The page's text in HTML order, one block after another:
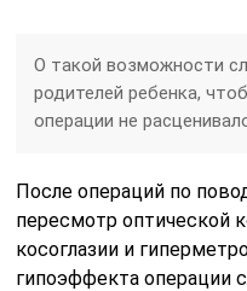
О такой возможности
родителей ребенка,
операции не
После операций по
пересмотр оптической
косоглазии и
гипоэффекта операции